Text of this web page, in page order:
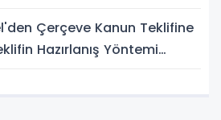
Çerçeve Kanun Teklifine
Hazırlanış Yöntemi